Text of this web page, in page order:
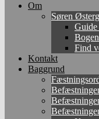
Om
Søren
Find
Kontakt
Baggrund